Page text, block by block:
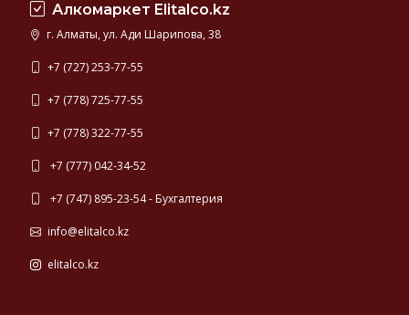
Алкомаркет Elitalco.kz
г. Алматы, ул. Ади Шарипова, 38
+7 (727) 253-77-55
+7 (778) 725-77-55
+7 (778) 322-77-55
+7 (777) 042-34-52
+7 (747) 895-23-54 - Бухгалтерия
info@elitalco.kz
elitalco.kz